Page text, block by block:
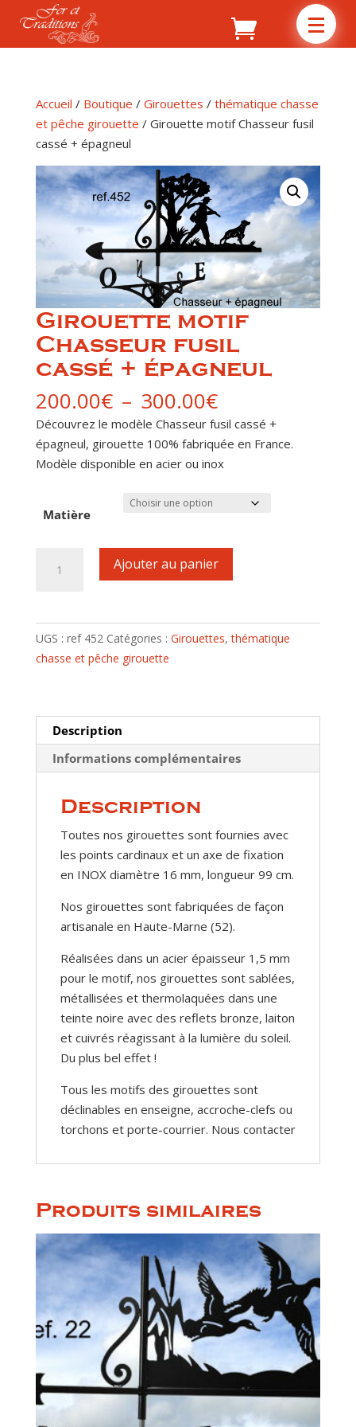
Accueil / Boutique / Girouettes / thématique chasse
et pêche girouette / Girouette motif Chasseur fusil
cassé + épagneul
Girouette motif
Chasseur fusil
cassé + épagneul
200.00€ – 300.00€Plage
de
prix :
200.00€
300.00€
Découvrez le modèle Chasseur fusil cassé +
épagneul, girouette 100% fabriquée en France.
Modèle disponible en acier ou inox
Matière
Chasseur
fusil
épagneul
Ajouter au panier
UGS : ref 452 Catégories : Girouettes,thématique
chasse et pêche girouette
Description
Informations complémentaires
Description
Toutes nos girouettes sont fournies avec
les points cardinaux et un axe de fixation
en INOX diamètre 16 mm, longueur 99 cm.
Nos girouettes sont fabriquées de façon
artisanale en Haute-Marne (52).
Réalisées dans un acier épaisseur 1,5 mm
pour le motif, nos girouettes sont sablées,
métallisées et thermolaquées dans une
teinte noire avec des reflets bronze, laiton
et cuivrés réagissant à la lumière du soleil.
Du plus bel effet !
Tous les motifs des girouettes sont
déclinables en enseigne, accroche-clefs ou
torchons et porte-courrier. Nous contacter
Produits similaires